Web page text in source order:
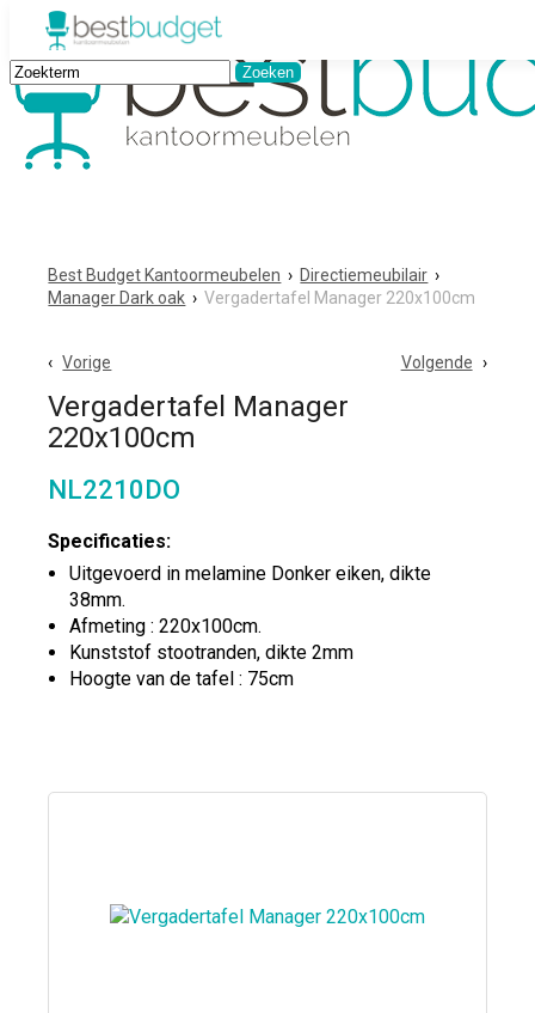
Best Budget Kantoormeubelen › Directiemeubilair ›
Manager Dark oak › Vergadertafel Manager 220x100cm
Vorige Volgende
Vergadertafel Manager
220x100cm
NL2210DO
Specificaties:
Uitgevoerd in melamine Donker eiken, dikte
38mm.
Afmeting : 220x100cm.
Kunststof stootranden, dikte 2mm
Hoogte van de tafel : 75cm